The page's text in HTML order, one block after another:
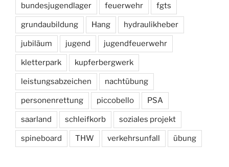
bundesjugendlager feuerwehr fgts
grundaubildung Hang hydraulikheber
jubiläum jugend jugendfeuerwehr
kletterpark kupferbergwerk
leistungsabzeichen nachtübung
personenrettung piccobello PSA
saarland schleifkorb soziales projekt
spineboard THW verkehrsunfall übung